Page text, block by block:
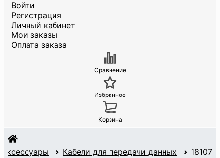
Войти
Регистрация
Личный кабинет
Мои заказы
Оплата заказа
Сравнение
Избранное
Корзина
Кабели для передачи данных 18107